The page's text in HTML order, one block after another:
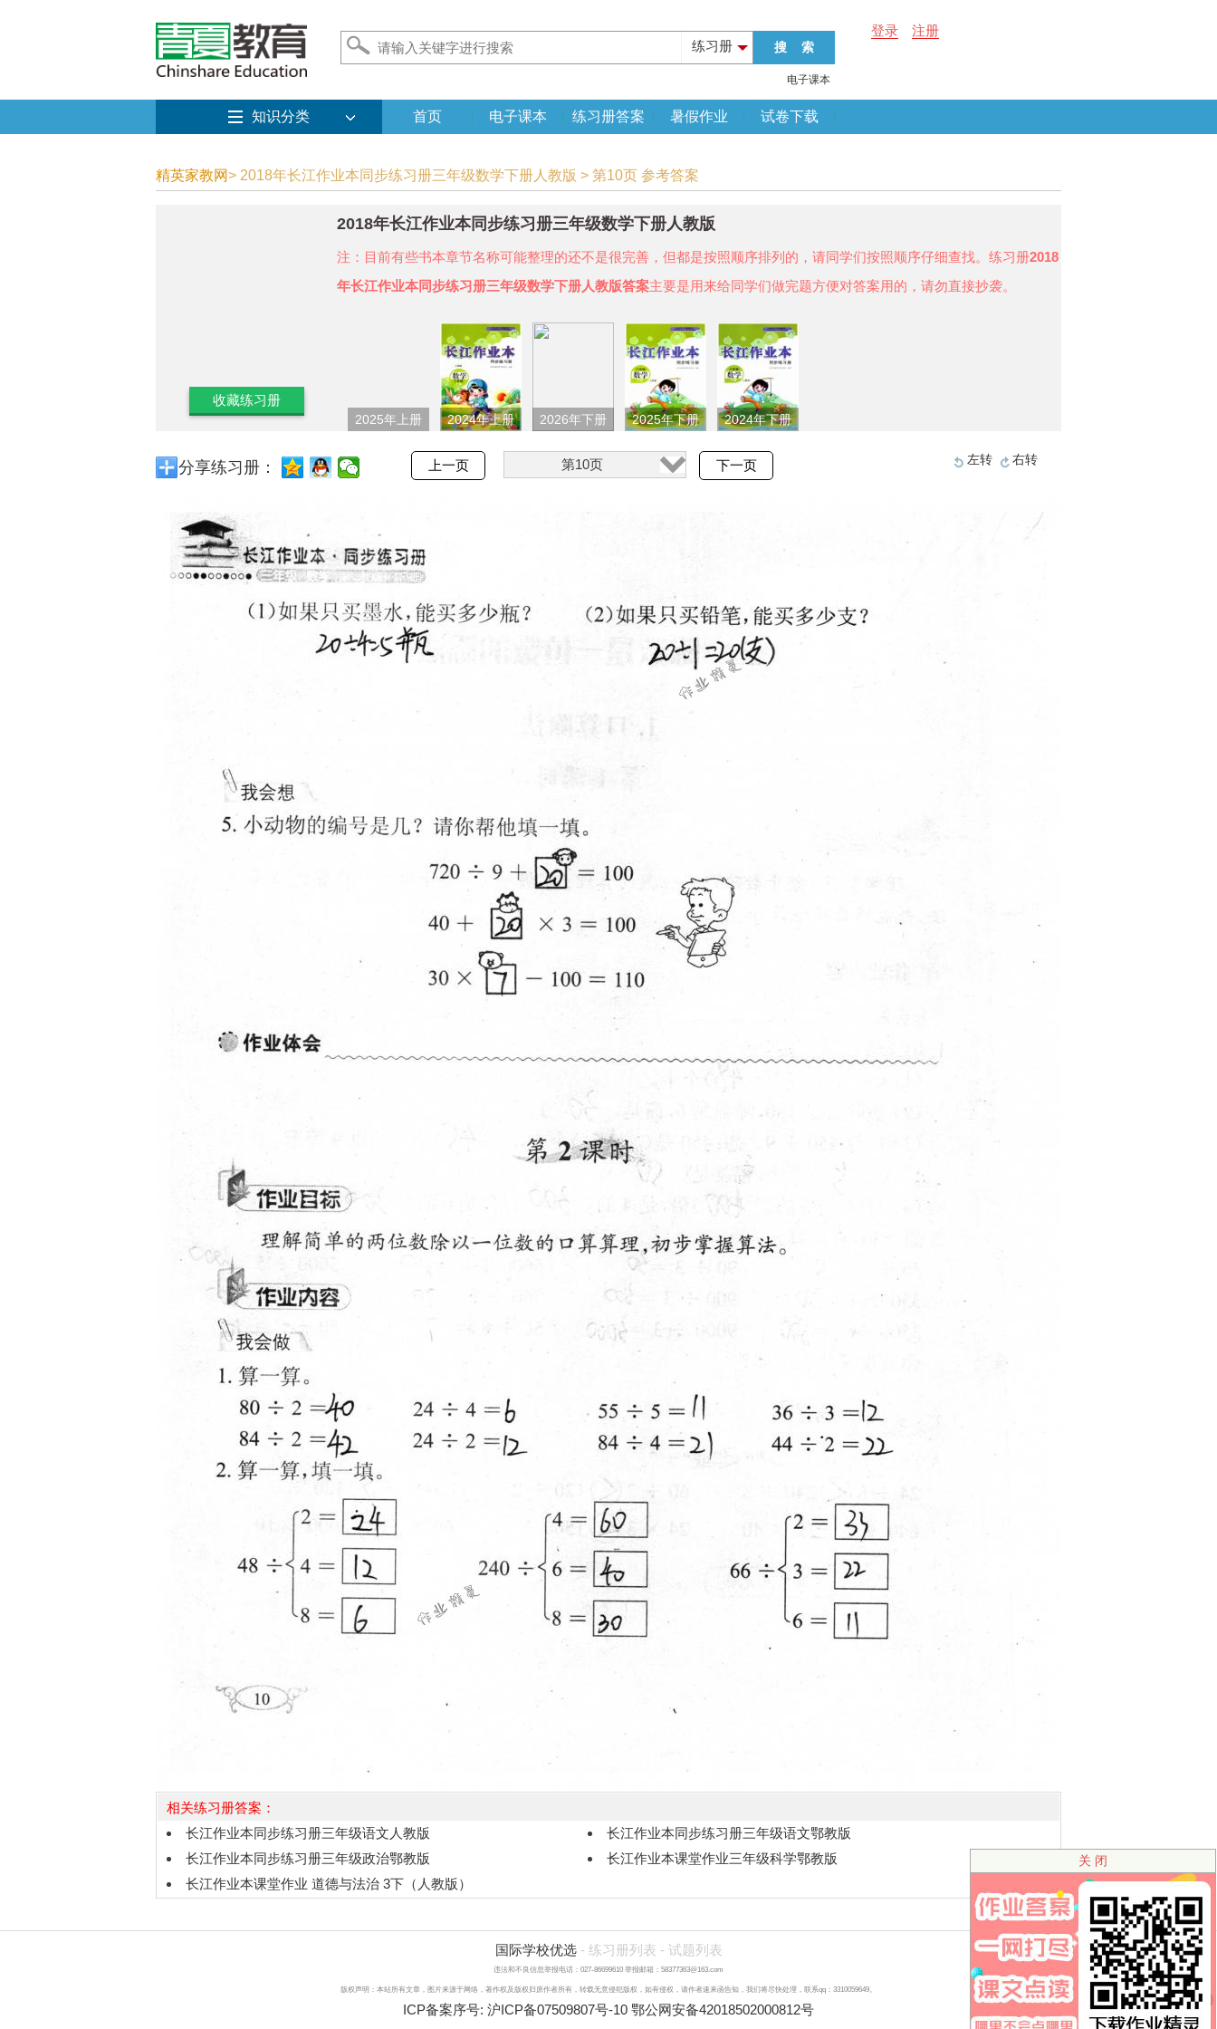
练习册
电子课本
登录 注册
知识分类 首页 电子课本 练习册答案 暑假作业 试卷下载
精英家教网> 2018年长江作业本同步练习册三年级数学下册人教版 > 第10页 参考答案
收藏练习册
2018年长江作业本同步练习册三年级数学下册人教版
注：目前有些书本章节名称可能整理的还不是很完善，但都是按照顺序排列的，请同学们按照顺序仔细查找。练习册2018
年长江作业本同步练习册三年级数学下册人教版答案主要是用来给同学们做完题方便对答案用的，请勿直接抄袭。
2025年上册 2024年上册 2026年下册 2025年下册 2024年下册
分享练习册： 上一页 第10页 下一页 左转 右转
相关练习册答案：
长江作业本同步练习册三年级语文人教版
长江作业本同步练习册三年级语文鄂教版
长江作业本同步练习册三年级政治鄂教版
长江作业本课堂作业三年级科学鄂教版
长江作业本课堂作业 道德与法治 3下（人教版）
国际学校优选- 练习册列表 - 试题列表
违法和不良信息举报电话：027-86699610 举报邮箱：58377363@163.com
版权声明：本站所有文章，图片来源于网络，著作权及版权归原作者所有，转载无意侵犯版权，如有侵权，请作者速来函告知，我们将尽快处理，联系qq：3310059649。
ICP备案序号: 沪ICP备07509807号-10 鄂公网安备42018502000812号
关 闭